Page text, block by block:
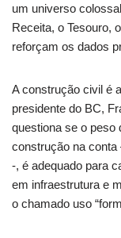
um universo
Receita, o Tesouro,
reforçam os dados
A construção civil é
presidente do BC,
questiona se o peso
construção na conta
-, é adequado para
em infraestrutura e
o chamado uso